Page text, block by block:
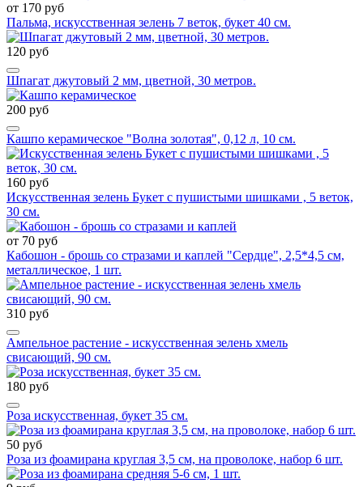
от 170 руб
Пальма, искусственная зелень 7 веток, букет 40 см.
120 руб
Шпагат джутовый 2 мм, цветной, 30 метров.
200 руб
Кашпо керамическое "Волна золотая", 0,12 л, 10 см.
160 руб
Искусственная зелень Букет с пушистыми шишками , 5 веток,
30 см.
от 70 руб
Кабошон - брошь со стразами и каплей "Сердце", 2,5*4,5 см,
металлическое, 1 шт.
310 руб
Ампельное растение - искусственная зелень хмель
свисающий, 90 см.
180 руб
Роза искусственная, букет 35 см.
50 руб
Роза из фоамирана круглая 3,5 см, на проволоке, набор 6 шт.